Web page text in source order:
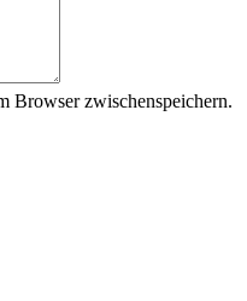
Browser zwischenspeichern.